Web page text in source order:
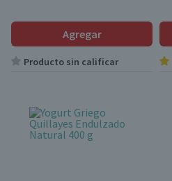
Agregar
Producto sin calificar